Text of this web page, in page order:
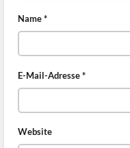
Name*
E-Mail-Adresse*
Website